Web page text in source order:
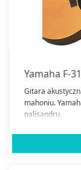
Gry planszowe
Instrumenty
Klocki Lego
Yamaha F-
Gitara
mahoniu.
palisandru.